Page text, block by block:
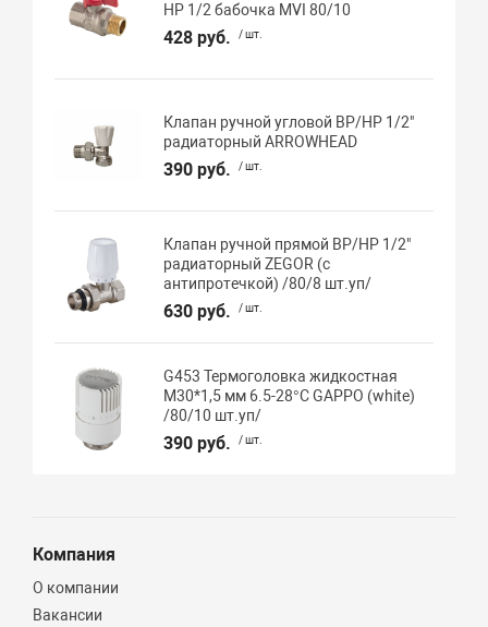
НР 1/2 бабочка MVI 80/10
428 руб. / шт.
Клапан ручной угловой ВР/НР 1/2"
радиаторный ARROWHEAD
390 руб. / шт.
Клапан ручной прямой ВР/НР 1/2"
радиаторный ZEGOR (с
антипротечкой) /80/8 шт.уп/
630 руб. / шт.
G453 Термоголовка жидкостная
М30*1,5 мм 6.5-28°C GAPPO (white)
/80/10 шт.уп/
390 руб. / шт.
Компания
О компании
Вакансии